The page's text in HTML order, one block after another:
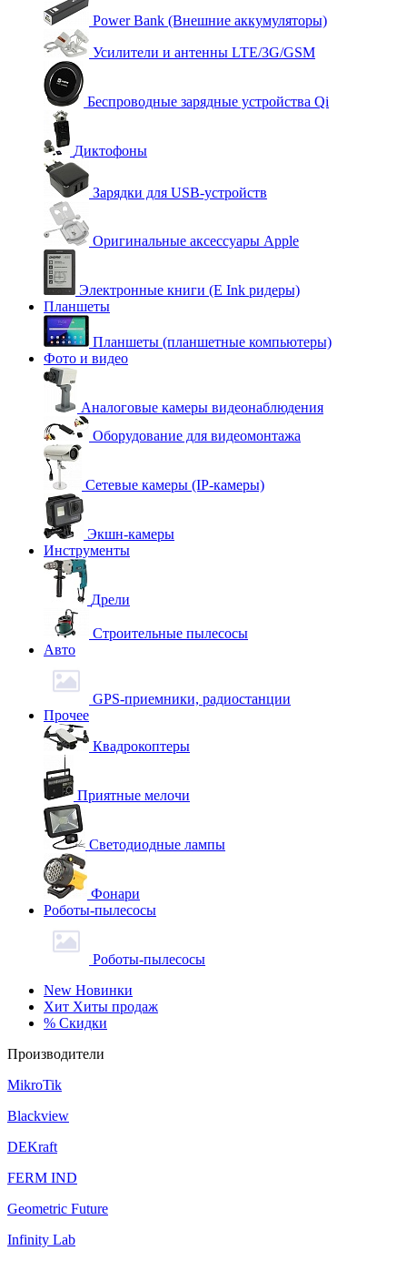
Power Bank (Внешние аккумуляторы)
Усилители и антенны LTE/3G/GSM
Беспроводные зарядные устройства Qi
Диктофоны
Зарядки для USB-устройств
Оригинальные аксессуары Apple
Электронные книги (E Ink ридеры)
Планшеты
Планшеты (планшетные компьютеры)
Фото и видео
Аналоговые камеры видеонаблюдения
Оборудование для видеомонтажа
Сетевые камеры (IP-камеры)
Экшн-камеры
Инструменты
Дрели
Строительные пылесосы
Авто
GPS-приемники, радиостанции
Прочее
Квадрокоптеры
Приятные мелочи
Светодиодные лампы
Фонари
Роботы-пылесосы
Роботы-пылесосы
New Новинки
Хит Хиты продаж
% Скидки
Производители
MikroTik
Blackview
DEKraft
FERM IND
Geometric Future
Infinity Lab